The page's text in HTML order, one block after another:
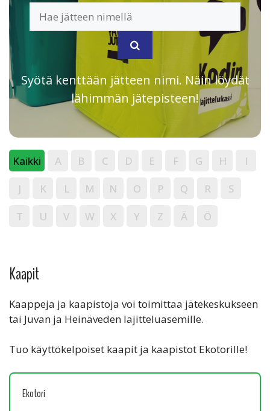
Syötä kenttään jätteen nimi. Näin löydät
lähimmän jätepisteen!
Kaikki A B C D E F G H I
J K L M N O P Q R S
T U V W X Y Z Ä Ö
Kaapit
Kaappeja ja kaapistoja voi toimittaa jätekeskukseen
tai Juvan ja Heinäveden lajitteluasemille.
Tuo käyttökelpoiset kaapit ja kaapistot Ekotorille!
Ekotori